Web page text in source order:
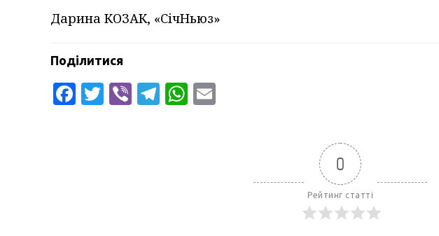
Дарина КОЗАК, «СічНьюз»
Поділитися
Facebook
Twitter
ViberTelegram
WhatsApp
0
Рейтинг статті